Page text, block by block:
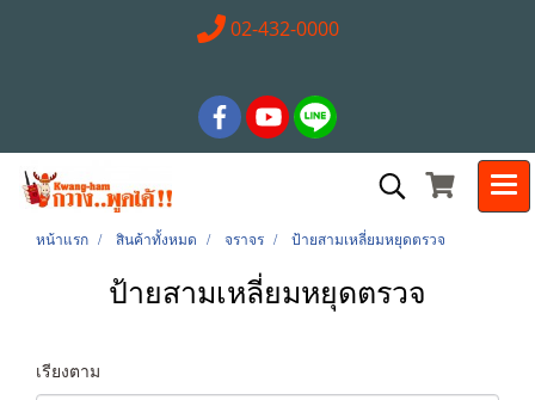
02-432-0000
หน้าแรก สินค้าทั้งหมด จราจร ป้ายสามเหลี่ยมหยุดตรวจ
ป้ายสามเหลี่ยมหยุดตรวจ
เรียงตาม